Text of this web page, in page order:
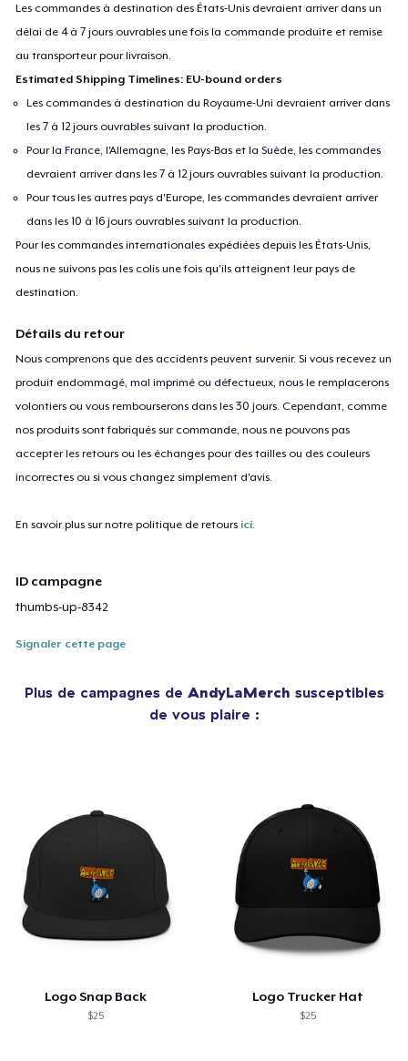
Les commandes à destination des États-Unis devraient arriver dans un
délai de 4 à 7 jours ouvrables une fois la commande produite et remise
au transporteur pour livraison.
Estimated Shipping Timelines: EU-bound orders
Les commandes à destination du Royaume-Uni devraient arriver dans
les 7 à 12 jours ouvrables suivant la production.
Pour la France, l'Allemagne, les Pays-Bas et la Suède, les commandes
devraient arriver dans les 7 à 12 jours ouvrables suivant la production.
Pour tous les autres pays d'Europe, les commandes devraient arriver
dans les 10 à 16 jours ouvrables suivant la production.
Pour les commandes internationales expédiées depuis les États-Unis,
nous ne suivons pas les colis une fois qu'ils atteignent leur pays de
destination.
Détails du retour
Nous comprenons que des accidents peuvent survenir. Si vous recevez un
produit endommagé, mal imprimé ou défectueux, nous le remplacerons
volontiers ou vous rembourserons dans les 30 jours. Cependant, comme
nos produits sont fabriqués sur commande, nous ne pouvons pas
accepter les retours ou les échanges pour des tailles ou des couleurs
incorrectes ou si vous changez simplement d'avis.
En savoir plus sur notre politique de retours ici.
ID campagne
thumbs-up-8342
Signaler cette page
Plus de campagnes de AndyLaMerch susceptibles
de vous plaire :
Logo Snap Back
$25
Logo Trucker Hat
$25